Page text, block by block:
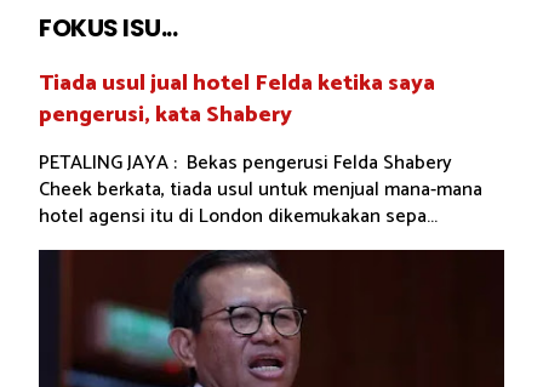
FOKUS ISU...
Tiada usul jual hotel Felda ketika saya
pengerusi, kata Shabery
PETALING JAYA : Bekas pengerusi Felda Shabery
Cheek berkata, tiada usul untuk menjual mana-mana
hotel agensi itu di London dikemukakan sepa...